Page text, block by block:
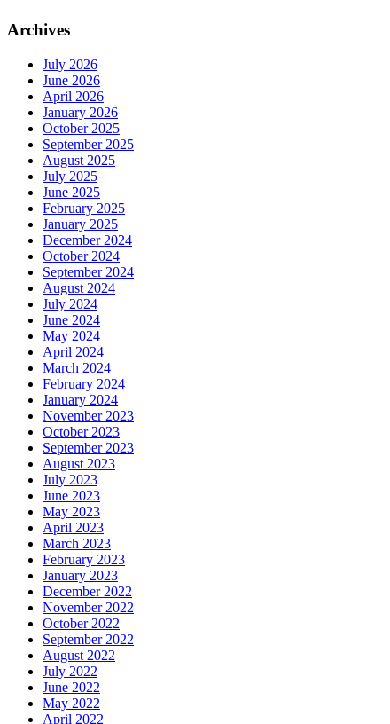
Archives
July 2026
June 2026
April 2026
January 2026
October 2025
September 2025
August 2025
July 2025
June 2025
February 2025
January 2025
December 2024
October 2024
September 2024
August 2024
July 2024
June 2024
May 2024
April 2024
March 2024
February 2024
January 2024
November 2023
October 2023
September 2023
August 2023
July 2023
June 2023
May 2023
April 2023
March 2023
February 2023
January 2023
December 2022
November 2022
October 2022
September 2022
August 2022
July 2022
June 2022
May 2022
April 2022